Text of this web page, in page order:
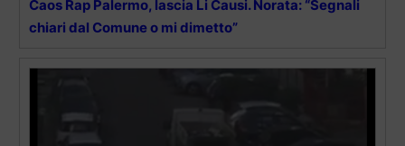
Caos Rap Palermo, lascia Li Causi. Norata: “Segnali
chiari dal Comune o mi dimetto”